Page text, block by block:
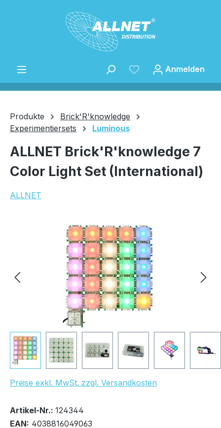
Zum Hauptinhalt springen
Speichern
Anmelden
Produkte
Brick'R'knowledge
Experimentiersets
Luminous
ALLNET Brick'R'knowledge 7
Color Light Set (International)
ALLNET
Bildergalerie überspringen
UVP Netto: 79,00 €
Preise exkl. MwSt. zzgl. Versandkosten
Bestand:90x
Sofort verfügbar, Lieferzeit: 1-2 Tage
Artikel-Nr.: 124344
EAN: 4038816049063